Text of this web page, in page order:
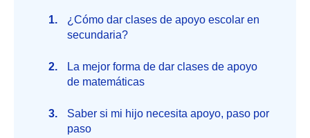
¿Cómo dar clases de apoyo escolar en
secundaria?
La mejor forma de dar clases de apoyo
de matemáticas
Saber si mi hijo necesita apoyo, paso por
paso